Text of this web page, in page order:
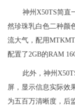
神州X50TS简直
然珍珠乳白色二种颜
流大气，配用
配置了2GB的RAM
此外，神州
屏，显示信息实际效
为五百万清晰度，后